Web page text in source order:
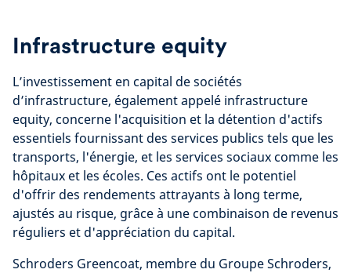
Infrastructure equity
L’investissement en capital de sociétés
d’infrastructure, également appelé infrastructure
equity, concerne l'acquisition et la détention d'actifs
essentiels fournissant des services publics tels que les
transports, l'énergie, et les services sociaux comme les
hôpitaux et les écoles. Ces actifs ont le potentiel
d'offrir des rendements attrayants à long terme,
ajustés au risque, grâce à une combinaison de revenus
réguliers et d'appréciation du capital.
Schroders Greencoat, membre du Groupe Schroders,